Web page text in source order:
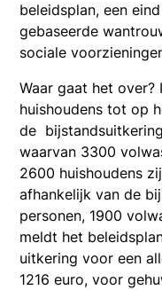
beleidsplan, een
gebaseerde
sociale
Waar gaat het over?
huishoudens tot op
de
waarvan 3300
2600 huishoudens
afhankelijk van de
personen, 1900
meldt het
uitkering voor een
1216 euro, voor